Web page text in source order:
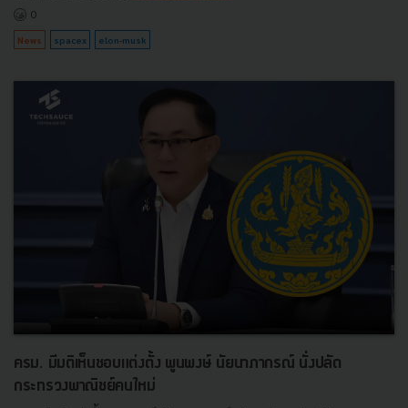
0
News spacex elon-musk
ครม. มีมติเห็นชอบแต่งตั้ง พูนพงษ์ นัยนาภากรณ์ นั่งปลัด
กระทรวงพาณิชย์คนใหม่